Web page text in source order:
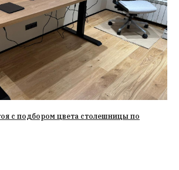
с подбором цвета столешницы по